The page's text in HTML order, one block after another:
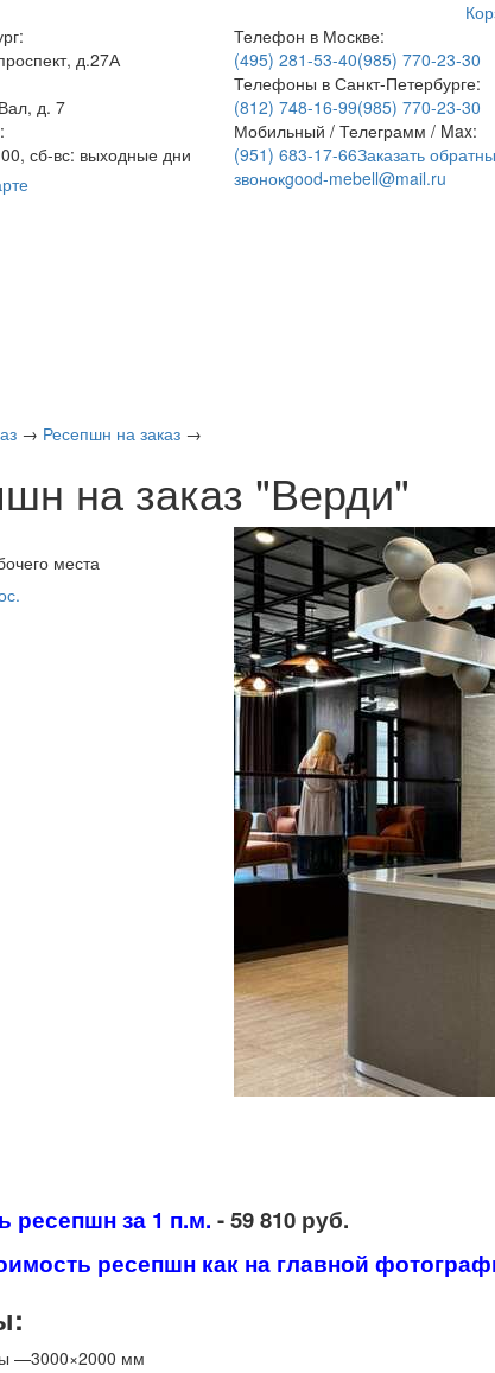
д.27А
д. 7
сб-вс: выходные дни
Телефон в Москве:
(495) 281-53-40(985) 770-23-30
Телефоны в Санкт-Петербурге:
(812) 748-16-99(985) 770-23-30
Мобильный / Телеграмм / Max:
(951) 683-17-66Заказать
звонокgood-mebell@mail.ru
→ Ресепшн на заказ→
на заказ "Верди"
места
ресепшн за 1 п.м. - 59 810 руб.
ресепшн как на главной
—3000×2000 мм